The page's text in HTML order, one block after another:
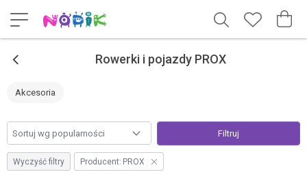
< Rowerki i pojazdy PROX
Akcesoria
Filtruj
Wyczyść filtry Producent: PROX